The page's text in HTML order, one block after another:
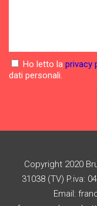
Ho letto la privacy
dati personali.
Copyright 2020
31038 (TV) P.iva:
Email: